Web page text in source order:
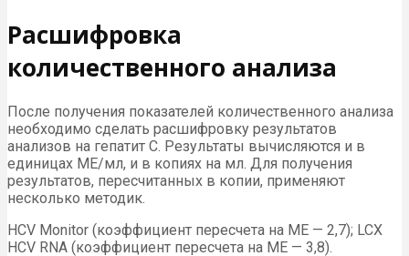
Расшифровка
количественного анализа
После получения показателей количественного анализа
необходимо сделать расшифровку результатов
анализов на гепатит С. Результаты вычисляются и в
единицах МЕ/мл, и в копиях на мл. Для получения
результатов, пересчитанных в копии, применяют
несколько методик.
HCV Monitor (коэффициент пересчета на МЕ — 2,7); LCX
HCV RNA (коэффициент пересчета на МЕ — 3,8).